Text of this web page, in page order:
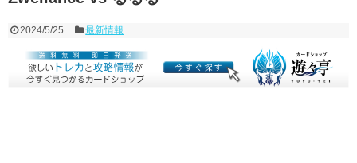
2024/5/25 最新情報